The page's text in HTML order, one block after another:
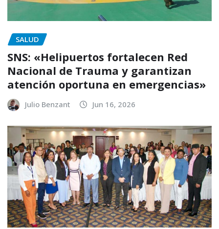
SALUD
SNS: «Helipuertos fortalecen Red
Nacional de Trauma y garantizan
atención oportuna en emergencias»
Julio Benzant Jun 16, 2026